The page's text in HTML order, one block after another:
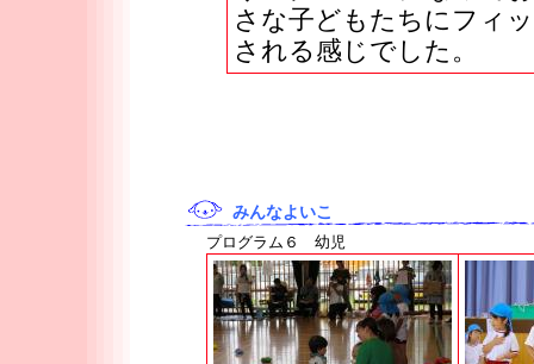
さな子どもたちにフィ
される感じでした。
みんなよいこ
プログラム６ 幼児